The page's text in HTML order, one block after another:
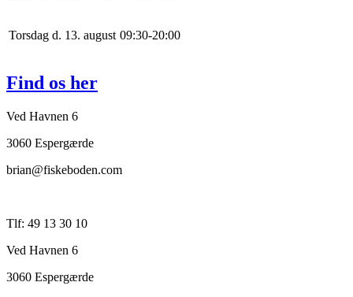
Torsdag d. 13. august 09:30-20:00
Find os her
Ved Havnen 6
3060 Espergærde
brian@fiskeboden.com
Tlf: 49 13 30 10
Ved Havnen 6
3060 Espergærde